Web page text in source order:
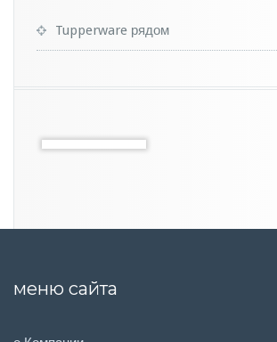
Tupperware рядом
меню сайта